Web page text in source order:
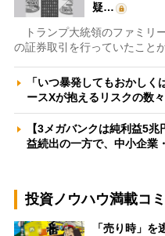
疑…
トランプ大統領のファミリ
の証券取引を行っていたこと
「いつ暴発してもおかし
ースXが抱えるリスクの数
【3メガバンクは純利益5
益続出の一方で、中小企業
投資ノウハウ満載コ
「売り時」